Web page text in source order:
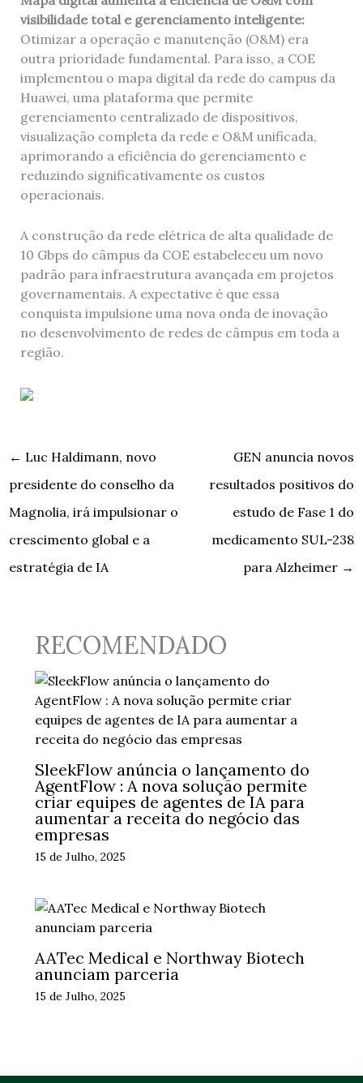
visibilidade total e gerenciamento inteligente:
Otimizar a operação e manutenção (O&M) era
outra prioridade fundamental. Para isso, a COE
implementou o mapa digital da rede do campus da
Huawei, uma plataforma que permite
gerenciamento centralizado de dispositivos,
visualização completa da rede e O&M unificada,
aprimorando a eficiência do gerenciamento e
reduzindo significativamente os custos
operacionais.
A construção da rede elétrica de alta qualidade de
10 Gbps do câmpus da COE estabeleceu um novo
padrão para infraestrutura avançada em projetos
governamentais. A expectative é que essa
conquista impulsione uma nova onda de inovação
no desenvolvimento de redes de câmpus em toda a
região.
← Luc Haldimann, novo
presidente do conselho da
Magnolia, irá impulsionar o
crescimento global e a
estratégia de IA
GEN anuncia novos
resultados positivos do
estudo de Fase 1 do
medicamento SUL-238
para Alzheimer →
RECOMENDADO
SleekFlow anúncia o lançamento do
AgentFlow : A nova solução permite
criar equipes de agentes de IA para
aumentar a receita do negócio das
empresas
15 de Julho, 2025
AATec Medical e Northway Biotech
anunciam parceria
15 de Julho, 2025